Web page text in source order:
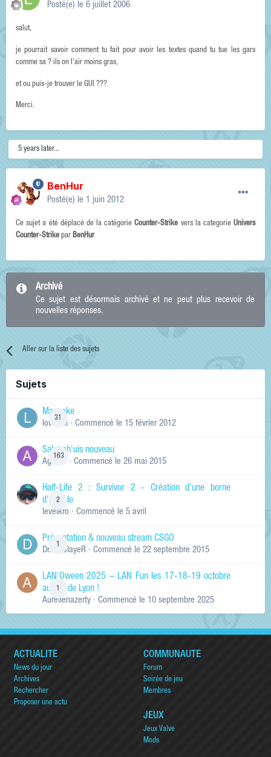
Posté(e) le 6 juillet 2006
salut,
je pourrait savoir comment tu fait pour avoir les textes quand tu tue les gars
comme sa ? ils on l'air moins gras,
et ou puis-je trouver le GUI ???
Merci.
5 years later...
BenHur
Posté(e) le 1 juin 2012
Ce sujet a été déplacé de la catégorieCounter-Strike vers la categorieUnivers
Counter-Strike par BenHur
Archivé
Ce sujet est désormais archivé et ne peut plus recevoir de
nouvelles réponses.
Aller sur la liste des sujets
Sujets
31
Manneke
lowskill · Commencé le 15 février 2012
163
Salut ch'uis nouveau
Ag0Nie · Commencé le 26 mai 2015
2
Half-Life 2 : Survivor 2 - Création d'une borne
d'arcade
levelkro · Commencé le 5 avril
Présentation & nouveau stream CSGO
Dr.KinSlayeR · Commencé le 22 septembre 2015
LAN'Oween 2025 – LAN Fun les 17-18-19 octobre
au sud de Lyon !
Aurelienazerty · Commencé le 10 septembre 2025
ACTUALITÉ
News du jour
Archives
Rechercher
Proposer une actu
COMMUNAUTÉ
Forum
Soirée de jeu
Membres
JEUX
Jeux Valve
Mods